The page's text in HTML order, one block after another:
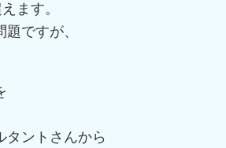
ます。
ですが、
ントさんから